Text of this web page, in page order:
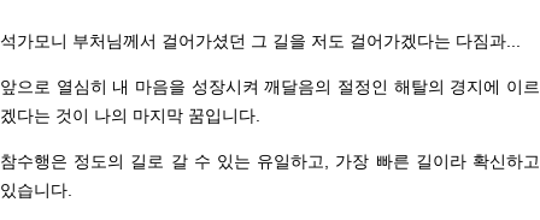
석가모니 부처님께서 걸어가셨던 그 길을 저도 걸어가겠다는 다짐과...
앞으로 열심히 내 마음을 성장시켜 깨달음의 절정인 해탈의 경지에 이르
겠다는 것이 나의 마지막 꿈입니다.
참수행은 정도의 길로 갈 수 있는 유일하고, 가장 빠른 길이라 확신하고
있습니다.